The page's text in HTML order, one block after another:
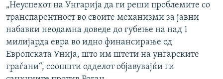
„Неуспехот на Унгарија да ги реши проблемите со
транспарентност во своите механизми за јавни
набавки неодамна доведе до губење на над 1
милијарда евра во идно финансирање од
Европската Унија, што им штети на унгарските
граѓани“, соопшти одделот објавувајќи ги